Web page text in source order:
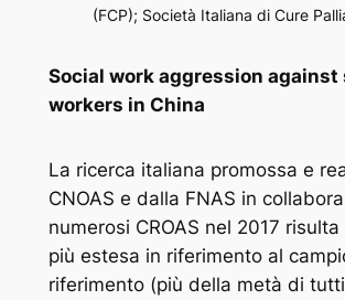
(FCP); Società Italiana di Cure
Social work aggression against
workers in China
La ricerca italiana promossa e
CNOAS e dalla FNAS in
numerosi CROAS nel 2017
più estesa in riferimento al
riferimento (più della metà di